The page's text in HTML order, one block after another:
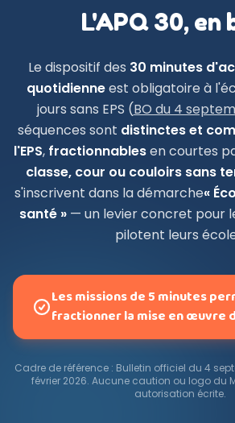
L'APQ 30, en
Le dispositif des 30 minutes
quotidienneest obligatoire à
jours sans EPS (BO du 4
séquences sont distinctes et
l'EPS, fractionnablesen courtes
classe, cour ou couloirs sans
s'inscrivent dans la démarche«
santé »— un levier concret pour
pilotent leurs
Les missions de 5 minutes
fractionner la mise en œuvre
Cadre de référence : Bulletin officiel du 4
février 2026. Aucune caution ou logo du
autorisation écrite.